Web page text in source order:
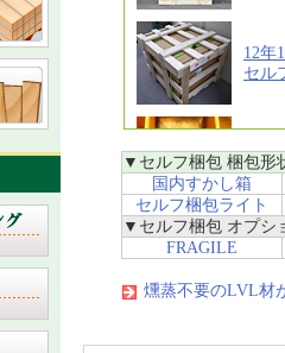
▼セルフ梱包 梱包形
国内すかし箱
セルフ梱包ライト
▼セルフ梱包 オプシ
FRAGILE
燻蒸不要のLVL材